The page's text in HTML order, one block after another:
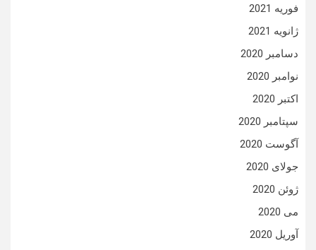
فوریه 2021
ژانویه 2021
دسامبر 2020
نوامبر 2020
اکتبر 2020
سپتامبر 2020
آگوست 2020
جولای 2020
ژوئن 2020
می 2020
آوریل 2020